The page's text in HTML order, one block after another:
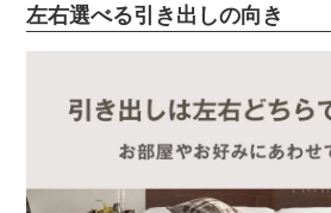
左右選べる引き出しの向き